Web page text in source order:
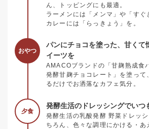
ん、トッピングにも最適。
ラーメンには「メンマ」や「すぐ
カレーには「らっきょう」を。
おやつ
パンにチョコを塗った、甘くて
イーツを
AMACOブランドの「甘麹熟成食
発酵甘麹チョコレート」を塗って
るだけでお洒落なカフェ気分。
夕食
発酵生活のドレッシングでいつ
発酵生活の乳酸発酵 野菜ドレッ
ちろん、色々な調理にかける・あ